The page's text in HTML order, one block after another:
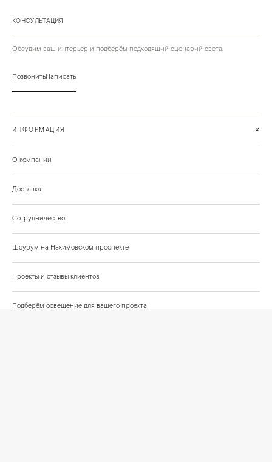
КОНСУЛЬТАЦИЯ
Обсудим ваш интерьер и подберём подходящий сценарий света.
ПозвонитьНаписать
ИНФОРМАЦИЯ +
О компании
Доставка
Сотрудничество
Шоурум на Нахимовском проспекте
Проекты и отзывы клиентов
Подберём освещение для вашего проекта